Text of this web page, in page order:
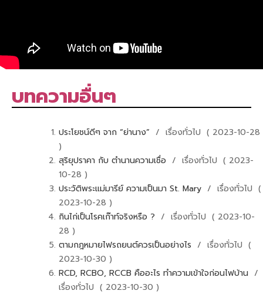
บทความอื่นๆ
ประโยชน์ดีๆ จาก “ย่านาง” / เรื่องทั่วไป ( 2023-10-28
)
สุริยุปราคา กับ ตำนานความเชื่อ / เรื่องทั่วไป ( 2023-
10-28 )
ประวัติพระแม่มารีย์ ความเป็นมา St. Mary / เรื่องทั่วไป (
2023-10-28 )
กินไก่เป็นโรคเก๊าท์จริงหรือ ? / เรื่องทั่วไป ( 2023-10-
28 )
ตามกฎหมายไฟรถยนต์ควรเป็นอย่างไร / เรื่องทั่วไป (
2023-10-30 )
RCD, RCBO, RCCB คืออะไร ทำความเข้าใจก่อนไฟบ้าน /
เรื่องทั่วไป ( 2023-10-30 )